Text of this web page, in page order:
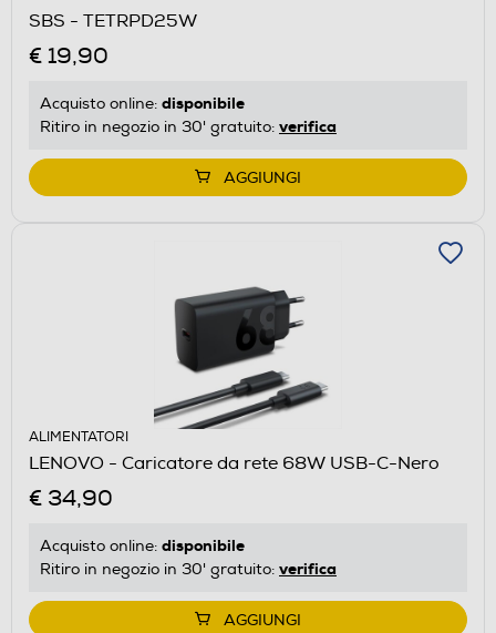
SBS - TETRPD25W
€ 19,90
Acquisto online: disponibile
Ritiro in negozio in 30' gratuito: verifica
AGGIUNGI
ALIMENTATORI
LENOVO - Caricatore da rete 68W USB-C-Nero
€ 34,90
Acquisto online: disponibile
Ritiro in negozio in 30' gratuito: verifica
AGGIUNGI